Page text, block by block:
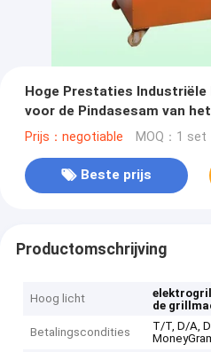
Hoge Prestaties
voor de Pindasesam van
Prijs：negotiable MOQ：1 set
Beste prijs
Productomschrijving
Hoog licht
de
Betalingscondities
T/T, D/A,